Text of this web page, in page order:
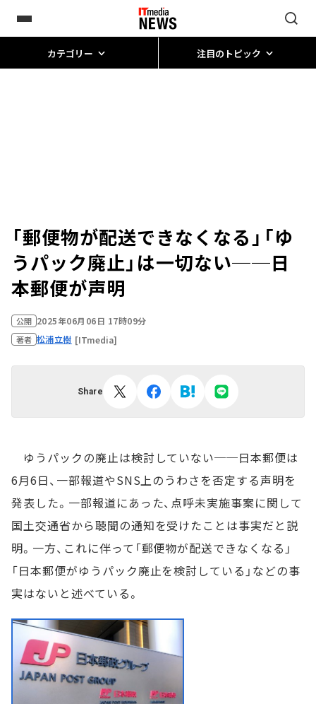
カテゴリー 注目のトピック
「郵便物が配送できなくなる」「ゆ
うパック廃止」は一切ない──日
本郵便が声明
公開 2025年06月06日 17時09分
著者 松浦立樹 [ITmedia]
Share
ゆうパックの廃止は検討していない──日本郵便は
6月6日、一部報道やSNS上のうわさを否定する声明を
発表した。一部報道にあった、点呼未実施事案に関して
国土交通省から聴聞の通知を受けたことは事実だと説
明。一方、これに伴って「郵便物が配送できなくなる」
「日本郵便がゆうパック廃止を検討している」などの事
実はないと述べている。